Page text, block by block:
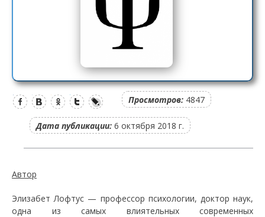
Просмотров: 4847
Дата публикации: 6 октября 2018 г.
Автор
Элизабет Лофтус — профессор психологии, доктор наук,
одна из самых влиятельных современных